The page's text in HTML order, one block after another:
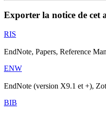
Exporter la notice de cet
RIS
EndNote, Papers, Reference
ENW
EndNote (version X9.1 et +),
BIB